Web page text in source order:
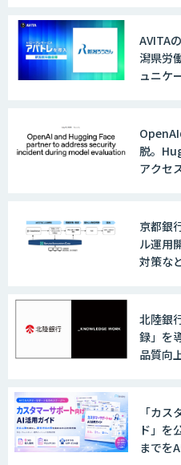
AVITA
潟県労
ュニケ
脱。
アクセ
京都銀
ル運用
対策な
北陸銀
録」を
品質向
「カ
ド」を
までを